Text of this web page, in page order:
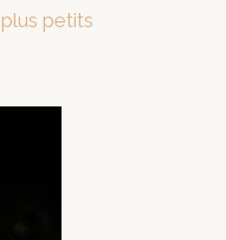
petits